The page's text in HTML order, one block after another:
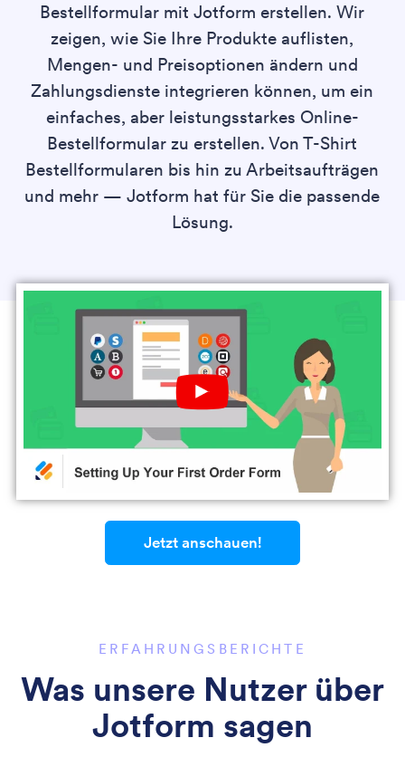
Bestellformular mit Jotform erstellen. Wir
zeigen, wie Sie Ihre Produkte auflisten,
Mengen- und Preisoptionen ändern und
Zahlungsdienste integrieren können, um ein
einfaches, aber leistungsstarkes Online-
Bestellformular zu erstellen. Von T-Shirt
Bestellformularen bis hin zu Arbeitsaufträgen
und mehr — Jotform hat für Sie die passende
Lösung.
Play
YouTube
Video
Jetzt anschauen!
ERFAHRUNGSBERICHTE
Was unsere Nutzer über
Jotform sagen